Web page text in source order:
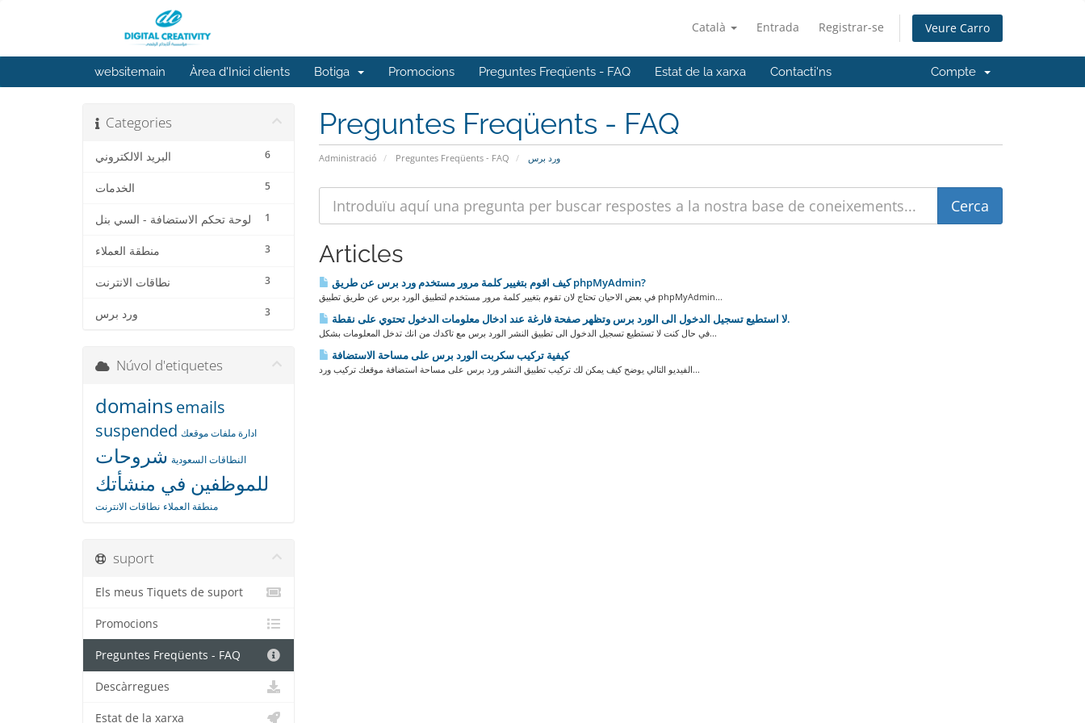
Català Entrada Registrar-se Veure Carro
websitemain Àrea d'Inici clients Botiga Promocions Preguntes Freqüents - FAQ Estat de la xarxa Contacti'ns Compte
Preguntes Freqüents - FAQ
Administració Preguntes Freqüents - FAQ ورد برس
Categories
6 البريد الالكتروني
5 الخدمات
1 لوحة تحكم الاستضافة - السي بنل
3 منطقة العملاء
3 نطاقات الانترنت
3 ورد برس
Articles
كيف اقوم بتغيير كلمة مرور مستخدم ورد برس عن طريق phpMyAdmin?
في بعض الاحيان تحتاج لان تقوم بتغيير كلمة مرور مستخدم لتطبيق الورد برس عن طريق تطبيق phpMyAdmin...
لا استطيع تسجيل الدخول الى الورد برس وتظهر صفحة فارغة عند ادخال معلومات الدخول تحتوي على نقطة.
في حال كنت لا تستطيع تسجيل الدخول الى تطبيق النشر الورد برس مع تاكدك من انك تدخل المعلومات بشكل...
كيفية تركيب سكربت الورد برس على مساحة الاستضافة
الفيديو التالي يوضح كيف يمكن لك تركيب تطبيق النشر ورد برس على مساحة استضافة موقعك تركيب ورد... Núvol d'etiquetes
domainsemails
suspended ادارة ملفات موقعك
النطاقات السعودية شروحات
للموظفين في منشأتك
منطقة العملاء نطاقات الانترنت
suport
Els meus Tiquets de suport
Promocions
Preguntes Freqüents - FAQ
Descàrregues
Estat de la xarxa